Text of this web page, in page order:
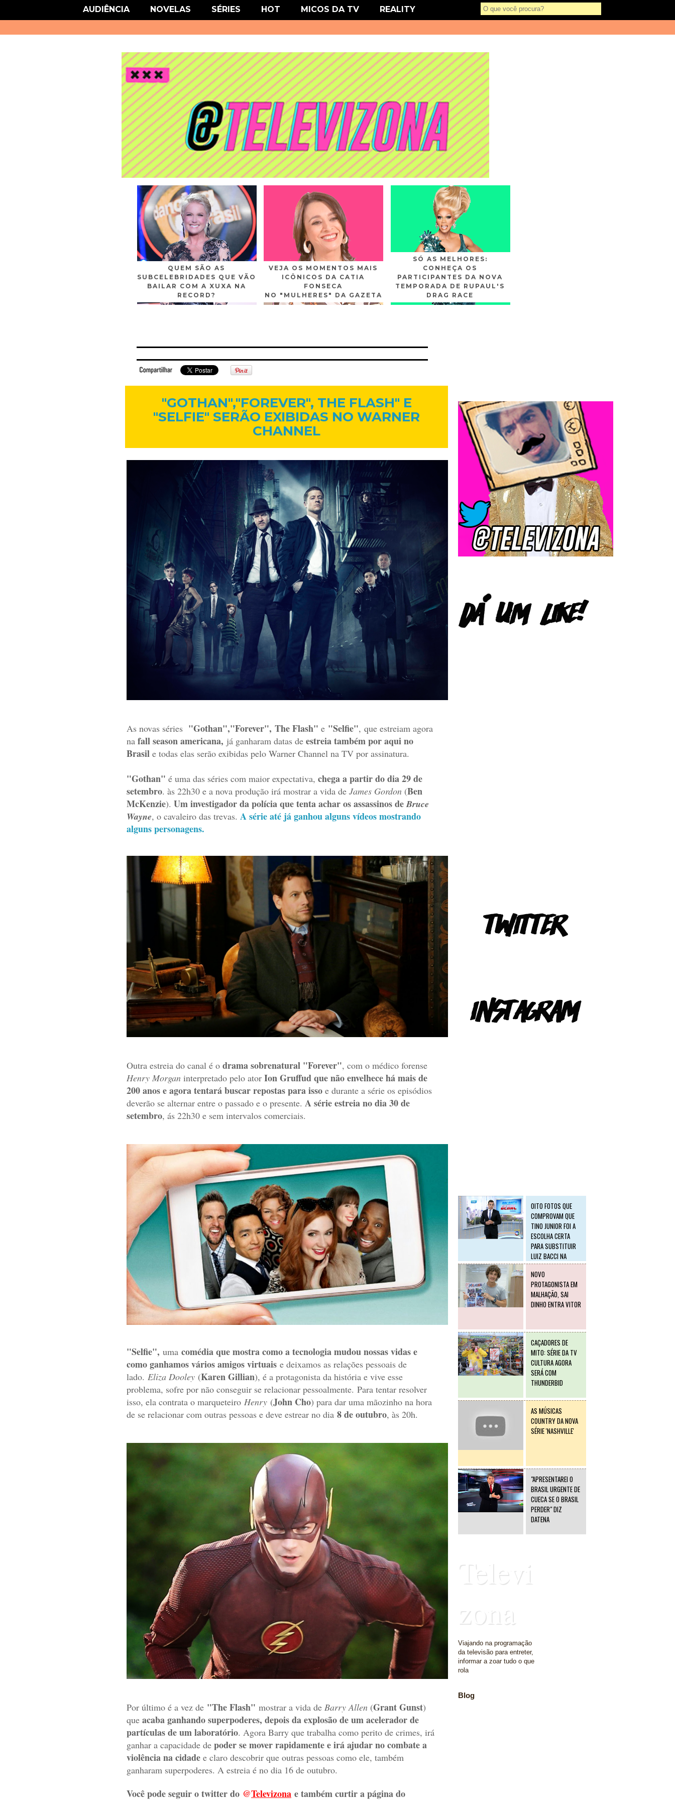
link href='http://fonts.googleapis.com/css?family=Roboto' rel='stylesheet' type='text/css'/>
QUEM SÃO AS
SUBCELEBRIDADES QUE VÃO
BAILAR COM A XUXA NA
RECORD?
VEJA OS MOMENTOS MAIS
ICÔNICOS DA CATIA
FONSECA
NO "MULHERES" DA GAZETA
SÓ AS MELHORES:
CONHEÇA OS
PARTICIPANTES DA NOVA
TEMPORADA DE RUPAUL'S
DRAG RACE
AUDIÊNCIA NOVELAS SÉRIES HOT MICOS DA TV REALITY
"GOTHAN","FOREVER", THE FLASH" E
"SELFIE" SERÃO EXIBIDAS NO WARNER
CHANNEL
As novas séries "Gothan","Forever", The Flash" e "Selfie", que estreiam agora
na fall season americana, já ganharam datas de estreia também por aqui no
Brasil e todas elas serão exibidas pelo Warner Channel na TV por assinatura.
"Gothan" é uma das séries com maior expectativa, chega a partir do dia 29 de
setembro. às 22h30 e a nova produção irá mostrar a vida de James Gordon (Ben
McKenzie). Um investigador da polícia que tenta achar os assassinos deBruce
Wayne, o cavaleiro das trevas. A série até já ganhou alguns vídeos mostrando
alguns personagens.
Outra estreia do canal é o drama sobrenatural "Forever", com o médico forense
Henry Morgan interpretado pelo ator Ion Gruffudque não envelhece há mais de
200 anos e agora tentará buscar repostas para isso e durante a série os episódios
deverão se alternar entre o passado e o presente. A série estreia no dia 30 de
setembro, ás 22h30 e sem intervalos comerciais.
"Selfie", uma comédia que mostra como a tecnologia mudou nossas vidas e
como ganhamos vários amigos virtuais e deixamos as relações pessoais de
lado. Eliza Dooley (Karen Gillian), é a protagonista da história e vive esse
problema, sofre por não conseguir se relacionar pessoalmente. Para tentar resolver
isso, ela contrata o marqueteiro Henry (John Cho) para dar uma mãozinho na hora
de se relacionar com outras pessoas e deve estrear no dia 8 de outubro, às 20h.
Por último é a vez de "The Flash" mostrar a vida de Barry Allen (Grant Gunst)
que acaba ganhando superpoderes, depois da explosão de um acelerador de
partículas de um laboratório. Agora Barry que trabalha como perito de crimes, irá
ganhar a capacidade de poder se mover rapidamente e irá ajudar no combate a
violência na cidade e claro descobrir que outras pessoas como ele, também
ganharam superpoderes. A estreia é no dia 16 de outubro.
Você pode seguir o twitter do @Televizona e também curtir a página do
OITO FOTOS QUE
COMPROVAM QUE
TINO JUNIOR FOI A
ESCOLHA CERTA
PARA SUBSTITUIR
LUIZ BACCI NA
RECORD
NOVO
PROTAGONISTA EM
MALHAÇÃO, SAI
DINHO ENTRA VITOR
CAÇADORES DE
MITO: SÉRIE DA TV
CULTURA AGORA
SERÁ COM
THUNDERBID
AS MÚSICAS
COUNTRY DA NOVA
SÉRIE 'NASHVILLE'
"APRESENTAREI O
BRASIL URGENTE DE
CUECA SE O BRASIL
PERDER" DIZ
DATENA
Televi
zona
Viajando na programação
da televisão para entreter,
informar a zoar tudo o que
rola
Blog